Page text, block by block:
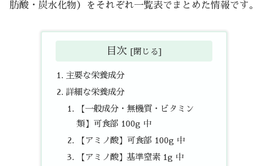
肪酸・炭水化物）をそれぞれ一覧表でまとめた情報です。
目次
主要な栄養成分
詳細な栄養成分
【一般成分・無機質・ビタミン
類】可食部 100g 中
【アミノ酸】可食部 100g 中
【アミノ酸】基準窒素 1g 中